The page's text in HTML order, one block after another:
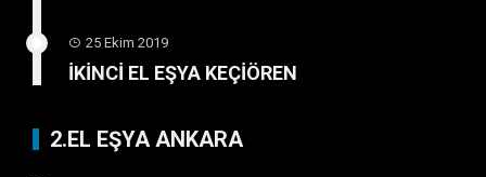
25 Ekim 2019
İKİNCİ EL EŞYA KEÇİÖREN
2.EL EŞYA ANKARA